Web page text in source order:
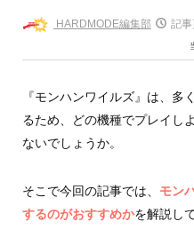
HARDMODE編集部 記
『モンハンワイルズ』は、多
るため、どの機種でプレイし
ないでしょうか。
そこで今回の記事では、 モン
するのがおすすめかを解説し